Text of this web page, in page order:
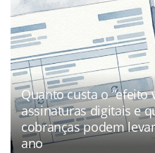
Quanto custa o “efeito
assinaturas digitais e
cobranças podem
ano